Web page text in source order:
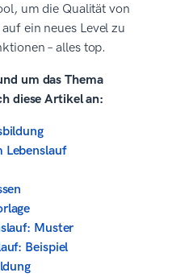
um die Qualität von
ein neues Level zu
– alles top.
um das Thema
diese Artikel an:
Lebenslauf
Muster
Beispiel